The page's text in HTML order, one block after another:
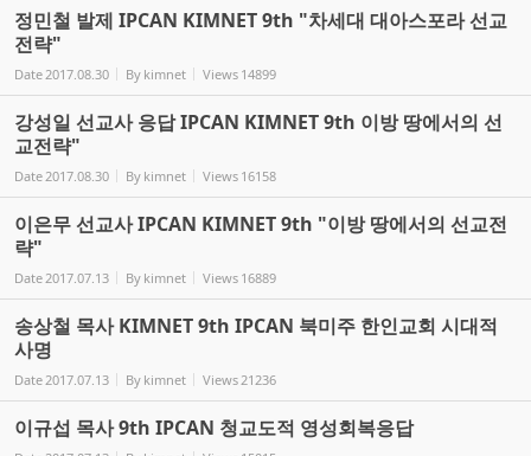
정민철 발제 IPCAN KIMNET 9th "차세대 대아스포라 선교
전략"
Date 2017.08.30 By kimnet Views 14899
강성일 선교사 응답 IPCAN KIMNET 9th 이방 땅에서의 선
교전략"
Date 2017.08.30 By kimnet Views 16158
이은무 선교사 IPCAN KIMNET 9th "이방 땅에서의 선교전
략"
Date 2017.07.13 By kimnet Views 16889
송상철 목사 KIMNET 9th IPCAN 북미주 한인교회 시대적
사명
Date 2017.07.13 By kimnet Views 21236
이규섭 목사 9th IPCAN 청교도적 영성회복응답